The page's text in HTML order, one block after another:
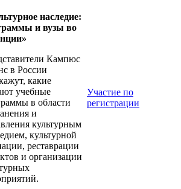
наследие:
и вузы во
Кампюс
в России
какие
учебные
в области
и
культурным
культурной
реставрации
и организации
Участие по
регистрации